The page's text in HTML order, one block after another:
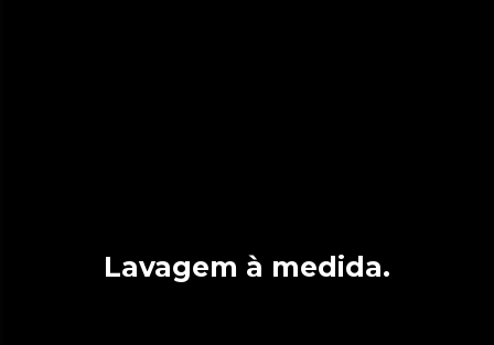
Lavagem à medida.